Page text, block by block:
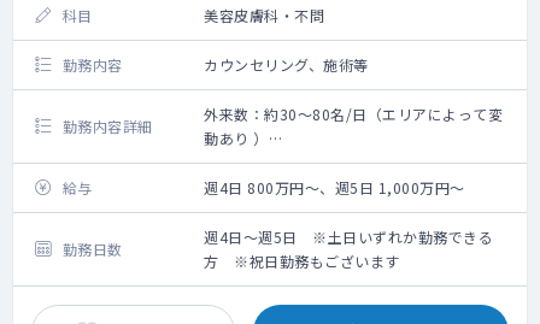
科目 美容皮膚科・不問
勤務内容 カウンセリング、施術等
勤務内容詳細
外来数：約30～80名/日（エリアによって変
動あり ）
皮膚科外来（保険ならびに自費）、レーザ
ー、注射などの対応をお願いいたします
主な疾患：しみ、しわ・たるみ、ニキビ、毛
穴、痩身
患者層 ：30～50代がメイン（エリアによっ
て異なります）
給与 週4日 800万円～、週5日 1,000万円～
勤務日数
週4日～週5日 ※土日いずれか勤務できる
方 ※祝日勤務もございます